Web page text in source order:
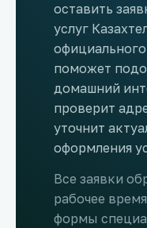
оставить
услуг
поможет
домашний
проверит
уточнит
оформления
Все заявки
рабочее
формы